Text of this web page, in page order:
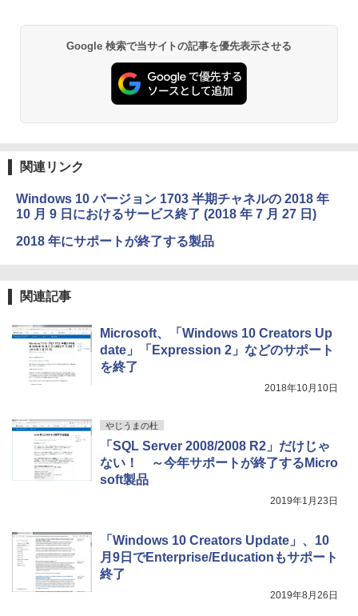
ない、大きな画面で読みやすい、6週間持
続バッテリー、6インチディスプレイ電子
書籍リーダー、ブラック、16GB、広告な
ション (32GB) 7インチディスプレイ、明
るさ自動調整、色調調節ライト、12週間
ブラック
ージ、防水、7インチカラーディスプレ
イ、色調調節ライト、最大8週間持続バッ
テリー、広告無し、ブラック (2025年発
売)
New Amazon Kindle Scribe Colorsoft |
11インチカラーディスプレイ、64GBスト
レージ、ノート機能搭載、明るさ自動調
整、色調調節ライト、プレミアムペン付
Google 検索で当サイトの記事を優先表示させる
関連リンク
Windows 10 バージョン 1703 半期チャネルの 2018 年
10 月 9 日におけるサービス終了 (2018 年 7 月 27 日)
2018 年にサポートが終了する製品
関連記事
Microsoft、「Windows 10 Creators Up
date」「Expression 2」などのサポート
を終了
2018年10月10日
やじうまの杜
「SQL Server 2008/2008 R2」だけじゃ
ない！ ～今年サポートが終了するMicro
soft製品
2019年1月23日
「Windows 10 Creators Update」、10
月9日でEnterprise/Educationもサポート
終了
2019年8月26日